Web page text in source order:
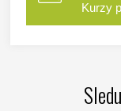
Kurzy